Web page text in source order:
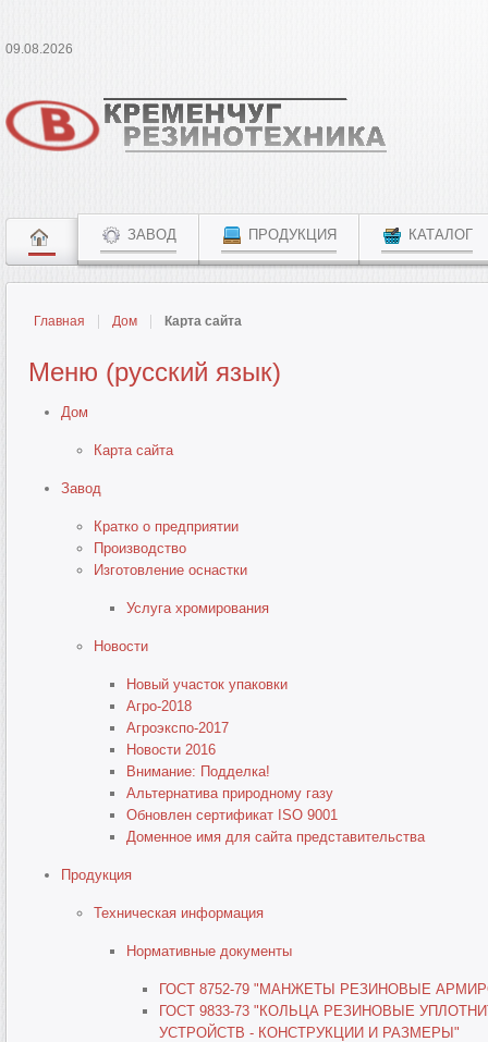
09.08.2026
ЗАВОД ПРОДУКЦИЯ КАТАЛОГ
Главная Дом Карта сайта
Меню (русский язык)
Дом
Карта сайта
Завод
Кратко о предприятии
Производство
Изготовление оснастки
Услуга хромирования
Новости
Новый участок упаковки
Агро-2018
Агроэкспо-2017
Новости 2016
Внимание: Подделка!
Альтернатива природному газу
Обновлен сертификат ISO 9001
Доменное имя для сайта представительства
Продукция
Техническая информация
Нормативные документы
ГОСТ 8752-79 "МАНЖЕТЫ РЕЗИНОВЫЕ
ГОСТ 9833-73 "КОЛЬЦА РЕЗИНОВЫЕ
УСТРОЙСТВ - КОНСТРУКЦИИ И РАЗМЕРЫ"